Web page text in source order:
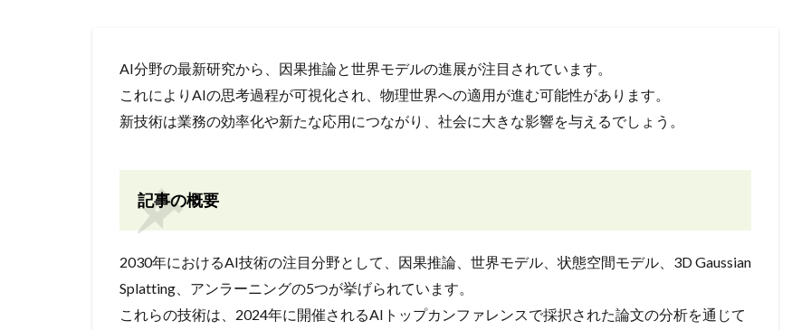
AI分野の最新研究から、因果推論と世界モデルの進展が注目されています。
これによりAIの思考過程が可視化され、物理世界への適用が進む可能性があります。
新技術は業務の効率化や新たな応用につながり、社会に大きな影響を与えるでしょう。
記事の概要
2030年におけるAI技術の注目分野として、因果推論、世界モデル、状態空間モデル、3D Gaussian
Splatting、アンラーニングの5つが挙げられています。
これらの技術は、2024年に開催されるAIトップカンファレンスで採択された論文の分析を通じて